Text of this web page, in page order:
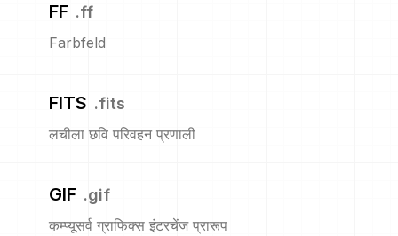
FF .ff
Farbfeld
FITS .fits
लचीला छवि परिवहन प्रणाली
GIF .gif
कम्प्यूसर्व ग्राफिक्स इंटरचेंज प्रारूप